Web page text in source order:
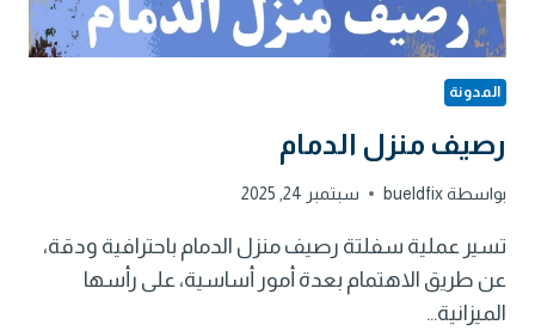
المدونة
رصيف منزل الدمام
بواسطةbueldfix سبتمبر 24, 2025
تسير عملية سفلتة رصيف منزل الدمام باحترافية ودقة،
عن طريق الاهتمام بعدة أمور أساسية، على رأسها
الميزانية…